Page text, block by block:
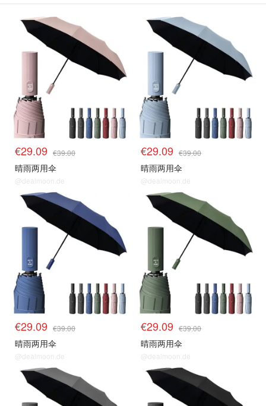
€29.09 €39.00
晴雨两用伞
@dealmoon.de
€29.09 €39.00
晴雨两用伞
@dealmoon.de
€29.09 €39.00
晴雨两用伞
@dealmoon.de
€29.09 €39.00
晴雨两用伞
@dealmoon.de